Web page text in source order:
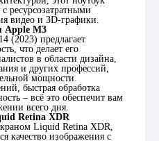
ресурсозатратными
видео и 3D-графики.
Apple M3
(2023) предлагает
что делает его
в области дизайна,
и других профессий,
мощности.
быстрая обработка
– всё это обеспечит вам
всего дня.
Retina XDR
Liquid Retina XDR,
качество изображения с